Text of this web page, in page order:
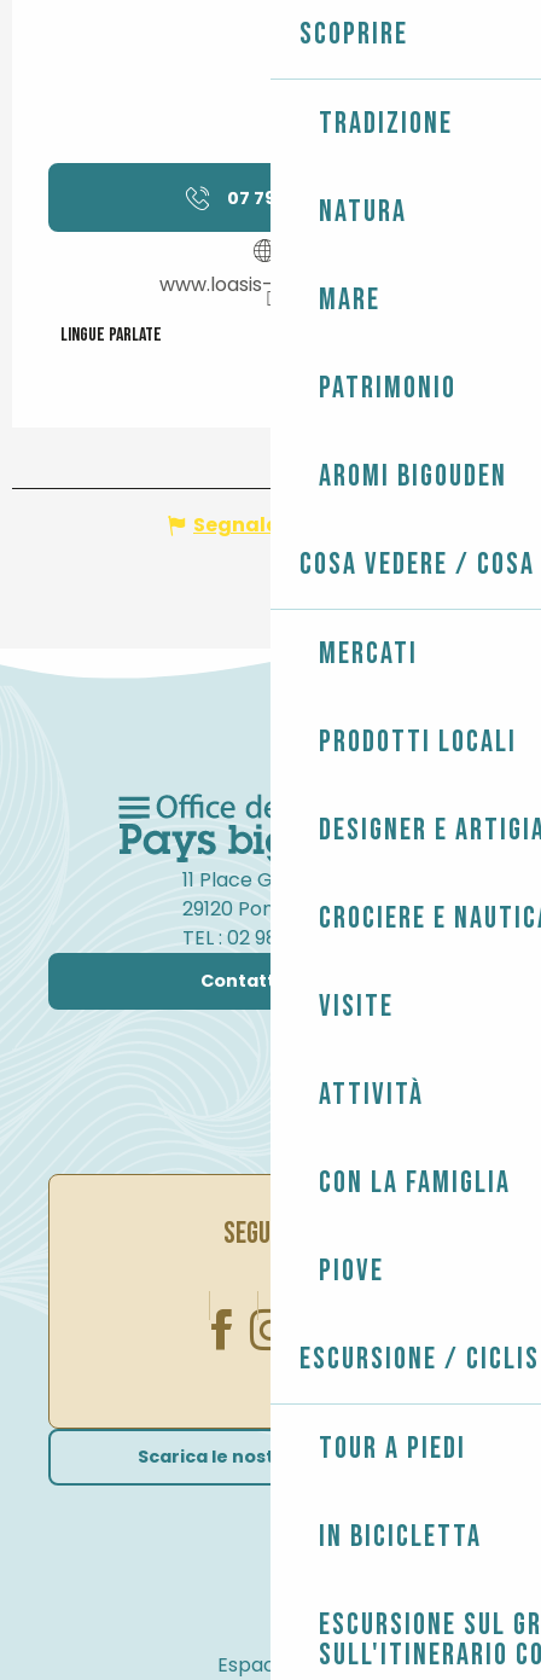
Scoprire
Tradizione
Natura
Mare
Patrimonio
Aromi Bigouden
Cosa vedere /
Mercati
Prodotti locali
Designer e
Crociere e
Visite
Attività
Con la famiglia
Piove
Escursione /
Tour a piedi
In bicicletta
Escursione sul
sull'itinerario
07 79 27 06 ▒▒
www.loasis-iletudy.com
Lingue parlate
Lingue parlate
Segnala un errore
11 Place Gambetta
29120 Pont-l'Abbé
TEL : 02 98 82 37 99
Contattateci
SEGUITECI
Scarica le nostre brochure
Espace Pro